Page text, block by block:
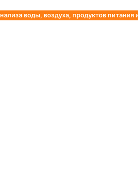
воды, воздуха, продуктов питания